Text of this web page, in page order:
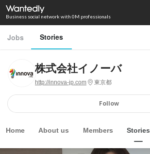
Business social network with 0M professionals
Jobs Stories
株式会社イノーバ
http://innova-jp.com 東京都
Follow
Home About us Members Stories